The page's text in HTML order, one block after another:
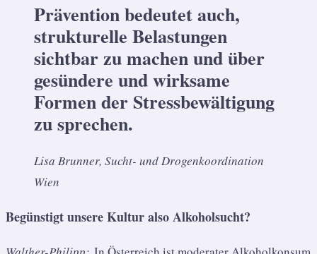
Prävention bedeutet auch,
strukturelle Belastungen
sichtbar zu machen und über
gesündere und wirksame
Formen der Stressbewältigung
zu sprechen.
Lisa Brunner, Sucht- und Drogenkoordination
Wien
Begünstigt unsere Kultur also Alkoholsucht?